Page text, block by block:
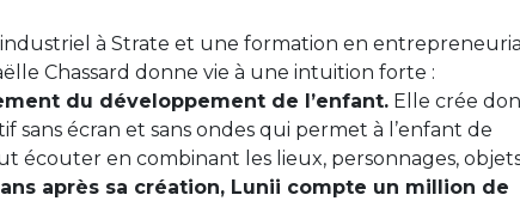
à Strate et une formation en
Chassard donne vie à une intuition forte :
du développement de l’enfant. Elle crée
sans écran et sans ondes qui permet à l’enfant de
écouter en combinant les lieux, personnages,
après sa création, Lunii compte un million de